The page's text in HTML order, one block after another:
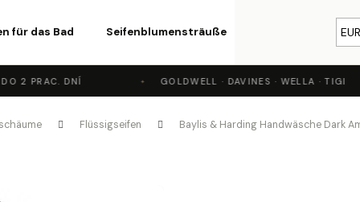
für das Bad Seifenblumensträuße EUR
2 PRAC. DNÍ GOLDWELL · DAVINES · WELLA · TIGI
Flüssigseifen Baylis & Harding Handwäsche Dark
Was suchen Sie?